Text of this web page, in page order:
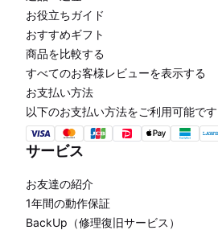
お役立ちガイド
おすすめギフト
商品を比較する
すべてのお客様レビューを表示する
お支払い方法
以下のお支払い方法をご利用可能です
サービス
お友達の紹介
1年間の動作保証
BackUp（修理復旧サービス）